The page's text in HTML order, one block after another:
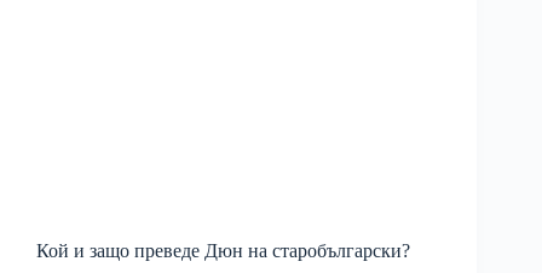
Кой и защо преведе Дюн на старобългарски?